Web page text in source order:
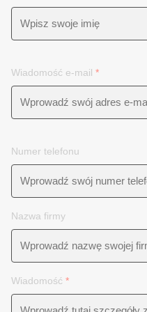
Wiadomość e-mail *
Numer telefonu
Nazwa firmy
Wiadomość *